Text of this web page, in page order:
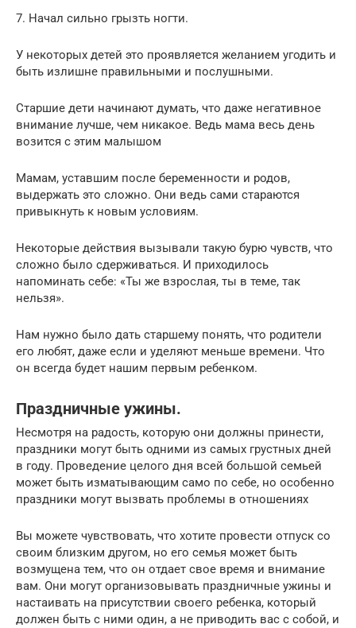
7. Начал сильно грызть ногти.
У некоторых детей это проявляется желанием угодить и
быть излишне правильными и послушными.
Старшие дети начинают думать, что даже негативное
внимание лучше, чем никакое. Ведь мама весь день
возится с этим малышом
Мамам, уставшим после беременности и родов,
выдержать это сложно. Они ведь сами стараются
привыкнуть к новым условиям.
Некоторые действия вызывали такую бурю чувств, что
сложно было сдерживаться. И приходилось
напоминать себе: «Ты же взрослая, ты в теме, так
нельзя».
Нам нужно было дать старшему понять, что родители
его любят, даже если и уделяют меньше времени. Что
он всегда будет нашим первым ребенком.
Праздничные ужины.
Несмотря на радость, которую они должны принести,
праздники могут быть одними из самых грустных дней
в году. Проведение целого дня всей большой семьей
может быть изматывающим само по себе, но особенно
праздники могут вызвать проблемы в отношениях
Вы можете чувствовать, что хотите провести отпуск со
своим близким другом, но его семья может быть
возмущена тем, что он отдает свое время и внимание
вам. Они могут организовывать праздничные ужины и
настаивать на присутствии своего ребенка, который
должен быть с ними один, а не приводить вас с собой, и